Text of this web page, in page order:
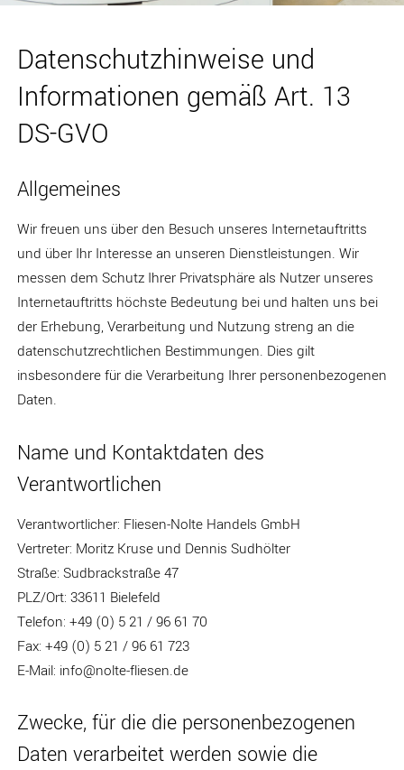
Datenschutzhinweise und
Informationen gemäß Art. 13
DS-GVO
Allgemeines
Wir freuen uns über den Besuch unseres Internetauftritts
und über Ihr Interesse an unseren Dienstleistungen. Wir
messen dem Schutz Ihrer Privatsphäre als Nutzer unseres
Internetauftritts höchste Bedeutung bei und halten uns bei
der Erhebung, Verarbeitung und Nutzung streng an die
datenschutzrechtlichen Bestimmungen. Dies gilt
insbesondere für die Verarbeitung Ihrer personenbezogenen
Daten.
Name und Kontaktdaten des
Verantwortlichen
Verantwortlicher: Fliesen-Nolte Handels GmbH
Vertreter: Moritz Kruse und Dennis Sudhölter
Straße: Sudbrackstraße 47
PLZ/Ort: 33611 Bielefeld
Telefon: +49 (0) 5 21 / 96 61 70
Fax: +49 (0) 5 21 / 96 61 723
E-Mail: info@nolte-fliesen.de
Zwecke, für die die personenbezogenen
Daten verarbeitet werden sowie die